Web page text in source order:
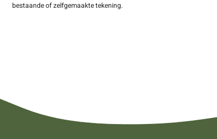
bestaande of zelfgemaakte tekening.